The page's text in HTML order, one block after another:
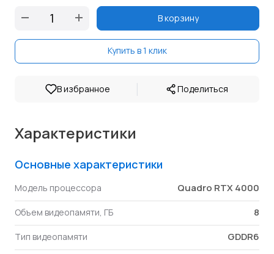
В корзину
Купить в 1 клик
В избранное | Поделиться
Характеристики
Основные характеристики
Модель процессора Quadro RTX 4000
Объем видеопамяти, ГБ 8
Тип видеопамяти GDDR6